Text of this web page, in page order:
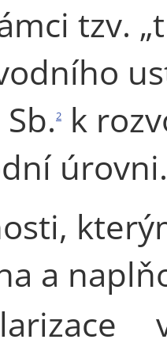
tzv.
2
k
úrovni.
a